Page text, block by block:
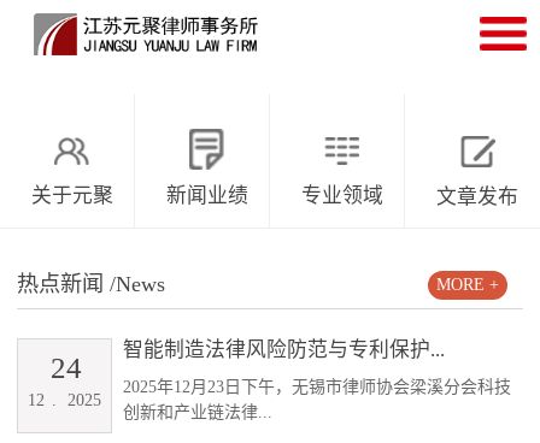
关于元聚 新闻业绩 专业领域 文章发布
热点新闻 /News
智能制造法律风险防范与专利保护...
2025年12月23日下午，无锡市律师协会梁溪分会科技
创新和产业链法律...
12 . 2025
24
MORE +